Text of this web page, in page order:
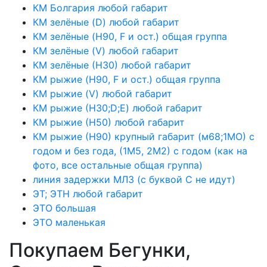
КМ Болгария любой габарит
КМ зелёные (D) любой габарит
КМ зелёные (H90, F и ост.) общая группа
КМ зелёные (V) любой габарит
КМ зелёные (Н30) любой габарит
КМ рыжие (H90, F и ост.) общая группа
КМ рыжие (V) любой габарит
КМ рыжие (Н30;D;E) любой габарит
КМ рыжие (Н50) любой габарит
КМ рыжие (Н90) крупный габарит (м68;1МО) с
годом и без года, (1М5, 2М2) с годом (как на
фото, все остальные общая группа)
линия задержки МЛЗ (с буквой С не идут)
ЭТ; ЭТН любой габарит
ЭТО большая
ЭТО маленькая
Покупаем Бегунки,